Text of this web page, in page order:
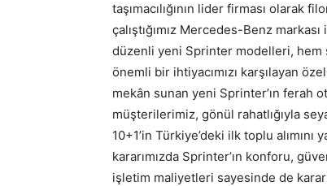
taşımacılığının lider firması olarak
çalıştığımız Mercedes-Benz
düzenli yeni Sprinter modelleri, hem
önemli bir ihtiyacımızı karşılayan
mekân sunan yeni Sprinter’ın ferah
müşterilerimiz, gönül rahatlığıyla
10+1’in Türkiye’deki ilk toplu
kararımızda Sprinter’ın konforu,
işletim maliyetleri sayesinde de